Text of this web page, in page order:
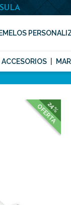
ACCESORIOS
24%
OFERTA